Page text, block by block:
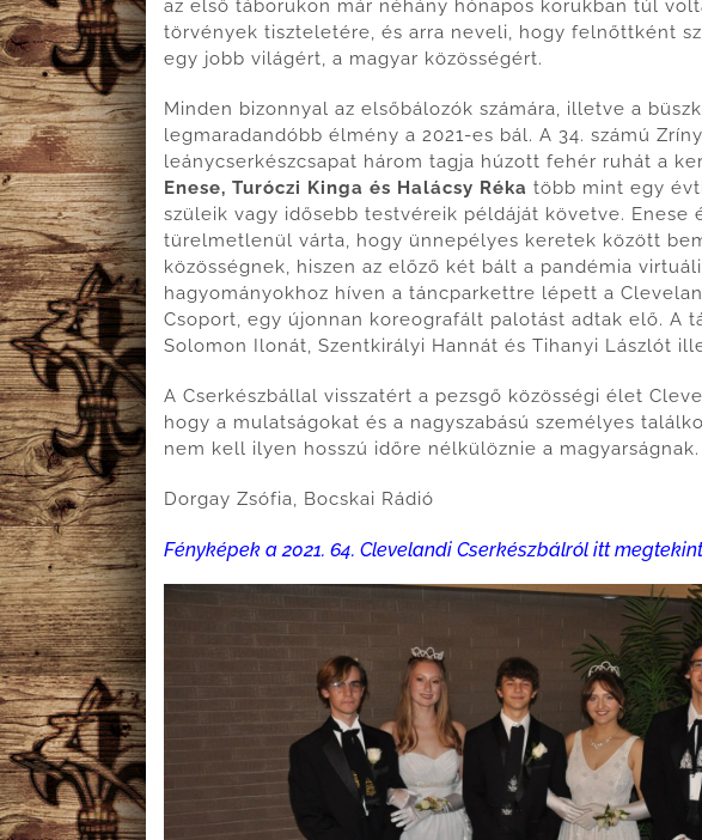
az első táborukon már néhány hónapos korukban túl
törvények tiszteletére, és arra neveli, hogy felnőttként
egy jobb világért, a magyar közösségért.
Minden bizonnyal az elsőbálozók számára, illetve a
legmaradandóbb élmény a 2021-es bál. A 34. számú
leánycserkészcsapat három tagja húzott fehér ruhát a
Enese, Turóczi Kinga és Halácsy Réka több mint egy
szüleik vagy idősebb testvéreik példáját követve. Enese
türelmetlenül várta, hogy ünnepélyes keretek között
közösségnek, hiszen az előző két bált a pandémia
hagyományokhoz híven a táncparkettre lépett a
Csoport, egy újonnan koreografált palotást adtak elő. A
Solomon Ilonát, Szentkirályi Hannát és Tihanyi Lászlót
A Cserkészbállal visszatért a pezsgő közösségi élet
hogy a mulatságokat és a nagyszabású személyes
nem kell ilyen hosszú időre nélkülöznie a magyarságnak.
Dorgay Zsófia, Bocskai Rádió
Fényképek a 2021. 64. Clevelandi Cserkészbálról itt